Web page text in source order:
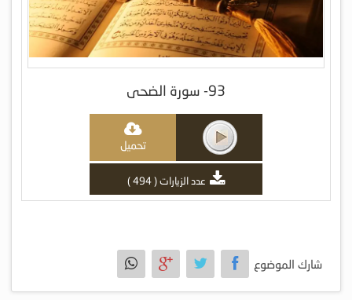
93- سورة الضحى
تحميل
عدد الزيارات ( 494 )
شارك الموضوع